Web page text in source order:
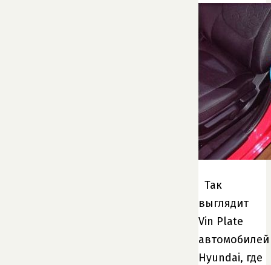
Так
выглядит
Vin Plate
автомобилей
Hyundai, где